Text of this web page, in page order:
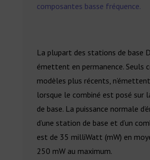
composantes basse fréquence.
La plupart des stations de base
émettent en permanence. Seuls
modèles plus récents,
lorsque le combiné est posé sur
de base. La puissance normale
d’une station de base et d’un
est de 35 milliWatt (mW) en
250 mW au maximum.